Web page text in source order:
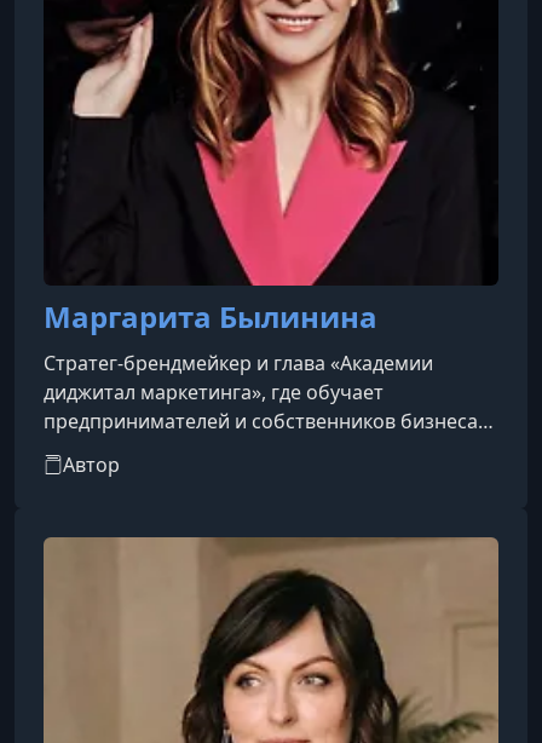
Маргарита Былинина
Стратег‑брендмейкер и глава «Академии
диджитал маркетинга», где обучает
предпринимателей и собственников бизнеса
системным продажам и продвижению в
соцсетях, особенно в Instagram. Она также —
зарабатывать» и «Денежный поток из
Автор